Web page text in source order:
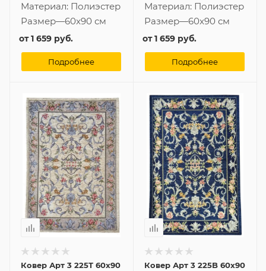
Материал: Полиэстер
Размер—60x90 см
от1 659 руб.
Подробнее
Материал: Полиэстер
Размер—60x90 см
от1 659 руб.
Подробнее
Ковер Арт 3 225T 60x90
Ковер Арт 3 225B 60x90